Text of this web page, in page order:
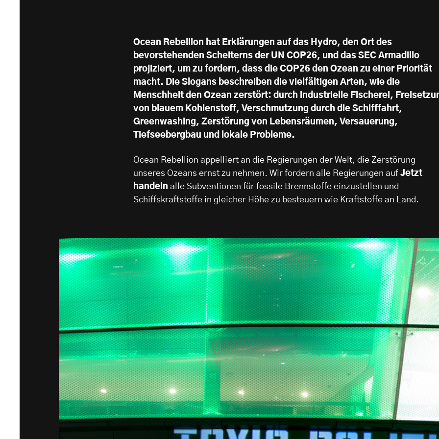
Ocean Rebellion hat Erklärungen auf das Hydro, den Ort des
bevorstehenden Scheiterns der UN COP26, und das SEC Armadillo
projiziert, um zu fordern, dass die COP26 den Ozean zu einer Priorität
macht. Die Slogans beschreiben die vielfältigen Arten, wie die
Menschheit den Ozean zerstört: durch industrielle Fischerei,
von blauem Kohlenstoff, Verschmutzung durch die Schifffahrt,
Greenwashing, Zerstörung von Lebensräumen, Versauerung,
Tiefseebergbau und lokale Probleme.
Ocean Rebellion appelliert an die Regierungen der Welt, die Zerstörung
unseres Ozeans ernst zu nehmen. Wir fordern alle Regierungen auf Jetzt
handeln alle Subventionen für fossile Brennstoffe einzustellen und
Schiffskraftstoffe in gleicher Höhe zu besteuern wie Kraftstoffe an Land.